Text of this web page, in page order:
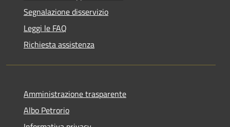
Segnalazione disservizio
Leggi le FAQ
Richiesta assistenza
Amministrazione trasparente
Albo Petrorio